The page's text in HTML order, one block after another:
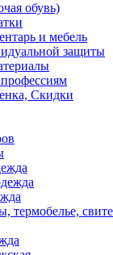
обувь)
и мебель
защиты
Скидки
термобелье,